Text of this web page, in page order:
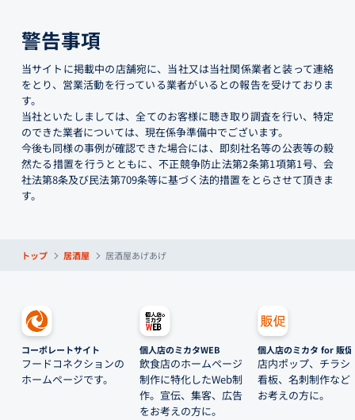
警告事項
当サイトに掲載中の店舗宛に、当社又は当社関係業者と装って連絡
をとり、営業活動を行っている業者がいるとの報告を受けておりま
す。
当社といたしましては、全てのお客様に聴き取り調査を行い、特定
のできた業者については、現在係争準備中でございます。
今後も同様の事例が確認できた場合には、即刻社名等の公表等の毅
然たる措置を行うとともに、不正競争防止法第2条第1項第1号、会
社法第8条及び民法第709条等に基づく法的措置をとらさせて頂きま
す。
トップ 居酒屋 居酒屋あげあげ
コーポレートサイト
フードコネクションの
ホームページです。
個人店のミカタWEB
飲食店のホームページ
制作に特化したWeb制
作。宣伝、集客、広告
をお考えの方に。
個人店のミカタ for 販促
店内ポップ、チラシ
看板、名刺制作など
お考えの方に。